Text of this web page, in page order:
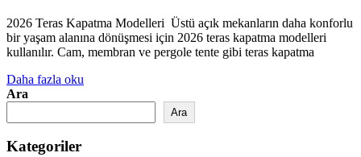
2026 Teras Kapatma Modelleri Üstü açık mekanların daha konforlu
bir yaşam alanına dönüşmesi için 2026 teras kapatma modelleri
kullanılır. Cam, membran ve pergole tente gibi teras kapatma
Daha fazla oku
Ara
Ara
Kategoriler